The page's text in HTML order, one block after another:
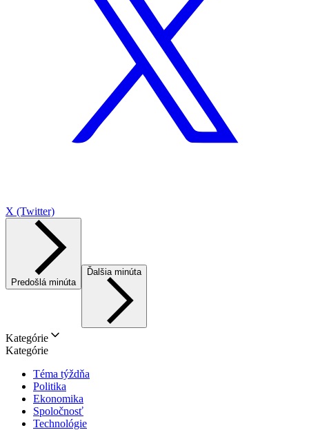
X (Twitter)
Predošlá minúta
Ďalšia minúta
Kategórie
Kategórie
Téma týždňa
Politika
Ekonomika
Spoločnosť
Technológie